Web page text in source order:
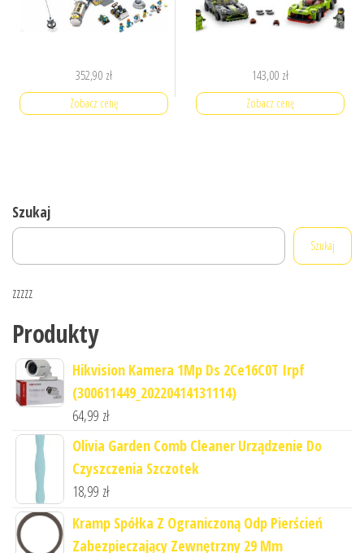
352,90 zł
Zobacz cenę
143,00 zł
Zobacz cenę
Szukaj
Szukaj
zzzzz
Produkty
Hikvision Kamera 1Mp Ds 2Ce16C0T Irpf
(300611449_20220414131114)
64,99 zł
Olivia Garden Comb Cleaner Urządzenie Do
Czyszczenia Szczotek
18,99 zł
Kramp Spółka Z Ograniczoną Odp Pierścień
Zabezpieczający Zewnętrzny 29 Mm